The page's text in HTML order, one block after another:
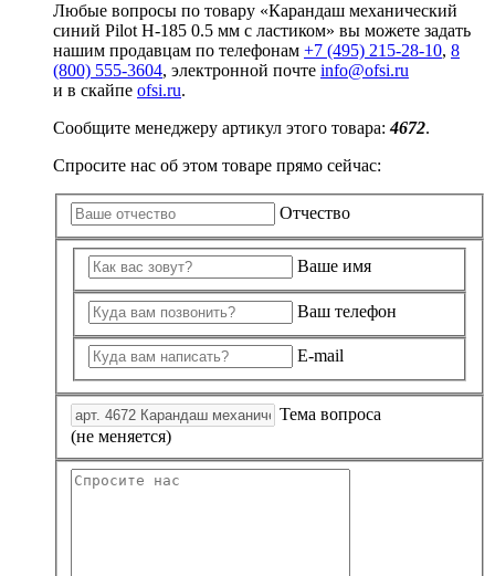
Любые вопросы по товару «Карандаш механический
синий Pilot H-185 0.5 мм с ластиком» вы можете задать
нашим продавцам по телефонам +7 (495) 215-28-10, 8
(800) 555-3604, электронной почте info@ofsi.ru
и в скайпе ofsi.ru.
Сообщите менеджеру артикул этого товара:4672.
Спросите нас об этом товаре прямо сейчас:
Отчество
Ваше имя
Ваш телефон
E-mail
Тема вопроса
(не меняется)